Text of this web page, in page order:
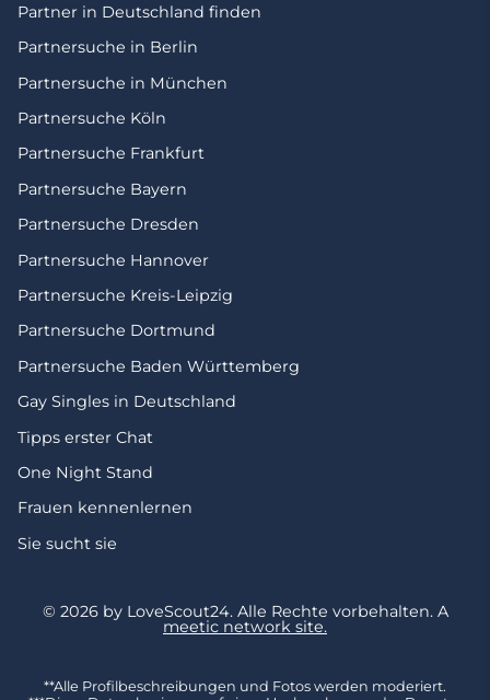
Partner in Deutschland finden
Partnersuche in Berlin
Partnersuche in München
Partnersuche Köln
Partnersuche Frankfurt
Partnersuche Bayern
Partnersuche Dresden
Partnersuche Hannover
Partnersuche Kreis-Leipzig
Partnersuche Dortmund
Partnersuche Baden Württemberg
Gay Singles in Deutschland
Tipps erster Chat
One Night Stand
Frauen kennenlernen
Sie sucht sie
© 2026 by LoveScout24. Alle Rechte vorbehalten.A
meetic network site.
**Alle Profilbeschreibungen und Fotos werden moderiert.